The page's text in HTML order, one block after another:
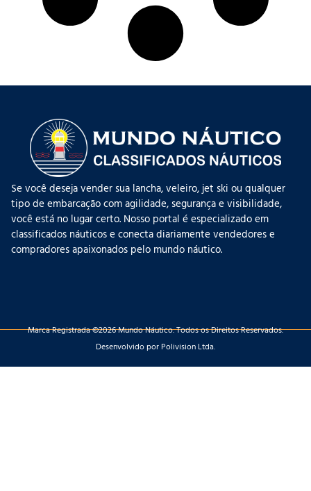
Se você deseja vender sua lancha, veleiro, jet ski ou qualquer
tipo de embarcação com agilidade, segurança e visibilidade,
você está no lugar certo. Nosso portal é especializado em
classificados náuticos e conecta diariamente vendedores e
compradores apaixonados pelo mundo náutico.
Marca Registrada ©2026 Mundo Náutico. Todos os Direitos Reservados.
Desenvolvido por Polivision Ltda.